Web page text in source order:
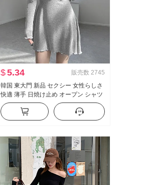
$5.34 販売数 2745
韓国 東大門 新品 セクシー 女性らしさ
快適 薄手 日焼け止め オープン シャツ
キャミソール スカートスーツ 女性